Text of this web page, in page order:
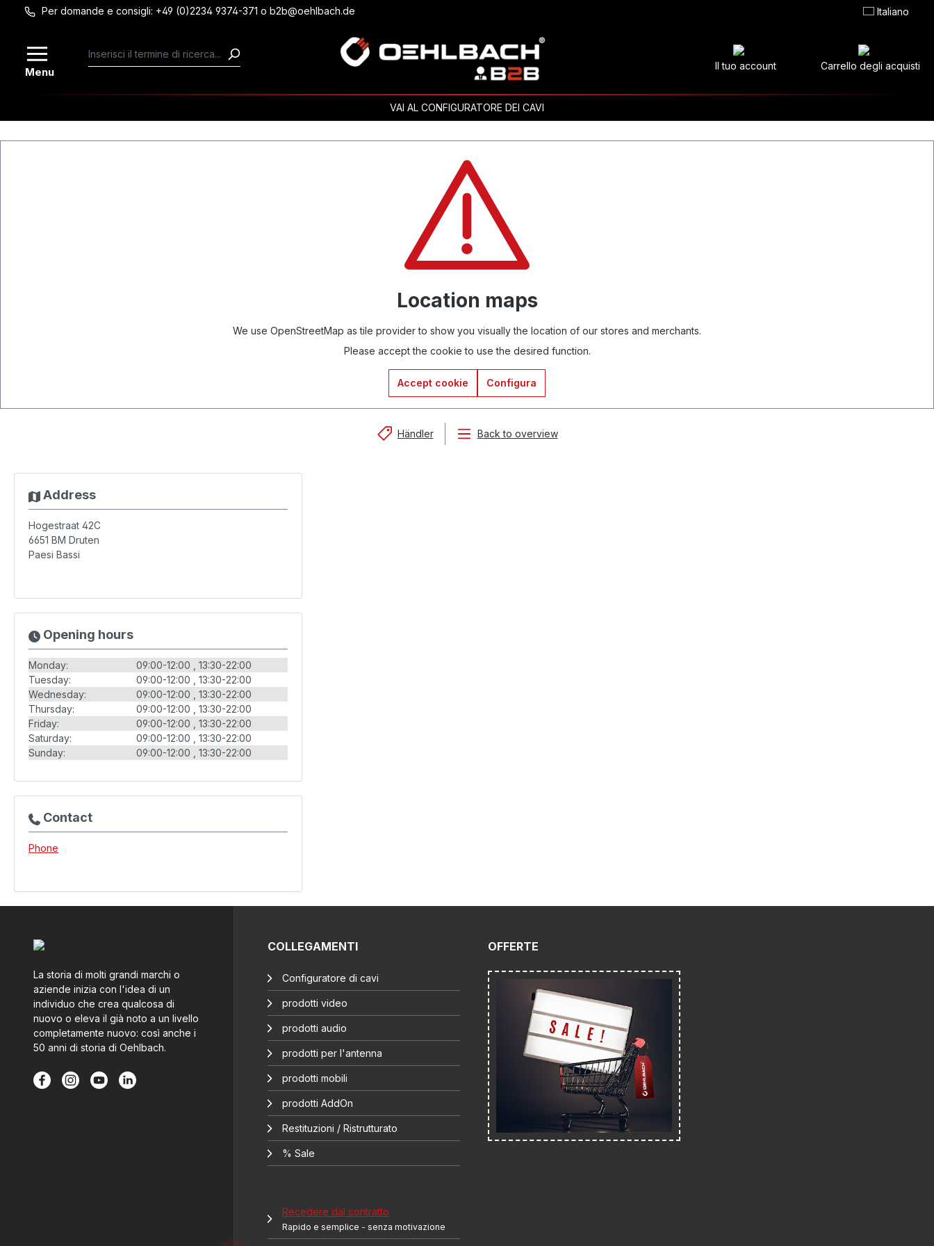
Passa al contenuto principale
Per domande e consigli: +49 (0)2234 9374-371 o b2b@oehlbach.de Italiano
Menu Il tuo account Carrello degli acquisti
VAI AL CONFIGURATORE DEI CAVI
Location maps
We use OpenStreetMap as tile provider to show you visually the location of our stores and merchants.
Please accept the cookie to use the desired function.
Accept cookie Configura
Händler Back to overview
Address
Hogestraat 42C
6651 BM Druten
Paesi Bassi
Opening hours
Monday: 09:00-12:00
13:30-22:00
Tuesday:
09:00-12:00
13:30-22:00
Wednesday:
09:00-12:00
13:30-22:00
Thursday:
09:00-12:00
13:30-22:00
Friday:
09:00-12:00
13:30-22:00
Saturday:
09:00-12:00
13:30-22:00
Sunday:
09:00-12:00 13:30-22:00
Contact
Phone
La storia di molti grandi marchi o
aziende inizia con l'idea di un
individuo che crea qualcosa di
nuovo o eleva il già noto a un livello
completamente nuovo: così anche i
50 anni di storia di Oehlbach.
COLLEGAMENTI
Configuratore di cavi
prodotti video
prodotti audio
prodotti per l'antenna
prodotti mobili
prodotti AddOn
Restituzioni / Ristrutturato
% Sale
Recedere dal contratto
Rapido e semplice - senza motivazione
OFFERTE